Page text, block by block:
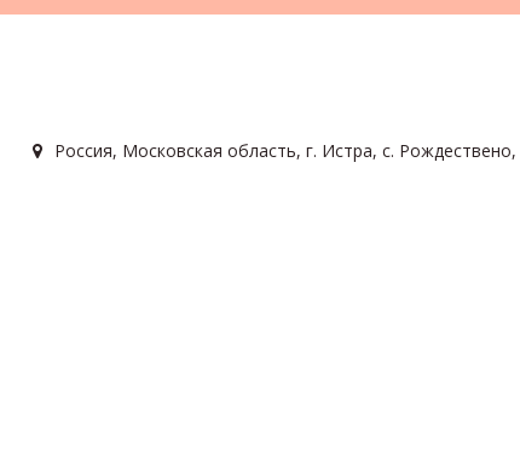
Россия, Московская область, г. Истра, с. Рождествено,